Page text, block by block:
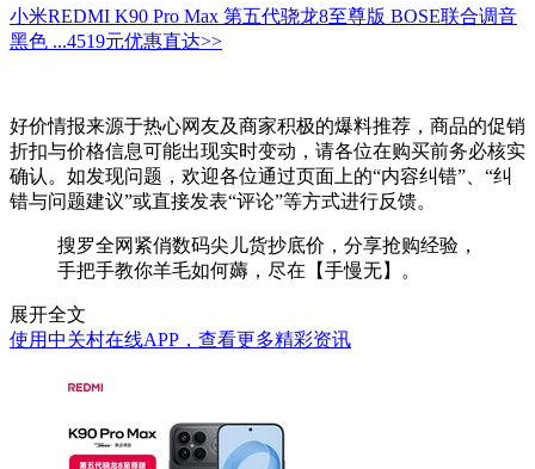
小米REDMI K90 Pro Max 第五代骁龙8至尊版 BOSE联合调音
黑色 ...4519元优惠直达>>
好价情报来源于热心网友及商家积极的爆料推荐，商品的促销
折扣与价格信息可能出现实时变动，请各位在购买前务必核实
确认。如发现问题，欢迎各位通过页面上的“内容纠错”、“纠
错与问题建议”或直接发表“评论”等方式进行反馈。
搜罗全网紧俏数码尖儿货抄底价，分享抢购经验，
手把手教你羊毛如何薅，尽在【手慢无】。
展开全文
使用中关村在线APP，查看更多精彩资讯